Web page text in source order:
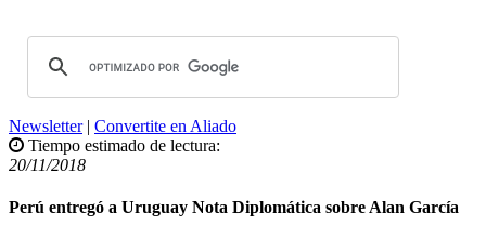
Newsletter| Convertite en Aliado
Tiempo estimado de lectura:
20/11/2018
Perú entregó a Uruguay Nota Diplomática sobre Alan García